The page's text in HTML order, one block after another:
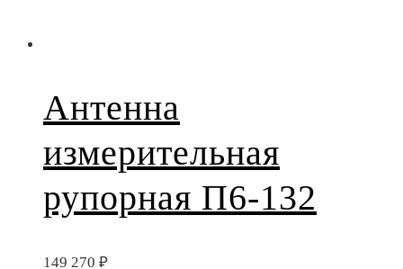
Антенна
измерительная
рупорная П6-132
149 270 ₽